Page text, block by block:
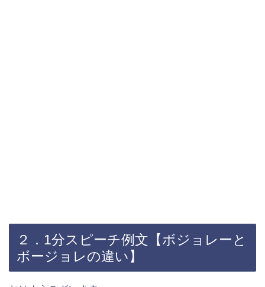
２．1分スピーチ例文【ボジョレーと
ボージョレの違い】